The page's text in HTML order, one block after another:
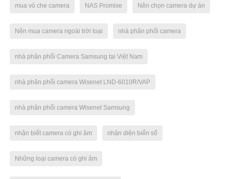
mua vỏ che camera NAS Promise Nên chọn camera dự án
Nên mua camera ngoài trời loại nhà phân phối camera
nhà phân phối Camera Samsung tại Việt Nam
nhà phân phối camera Wisenet LND-6010R/VAP
nhà phân phối camera Wisenet Samsung
nhận biết camera có ghi âm nhận diện biển số
Những loại camera có ghi âm